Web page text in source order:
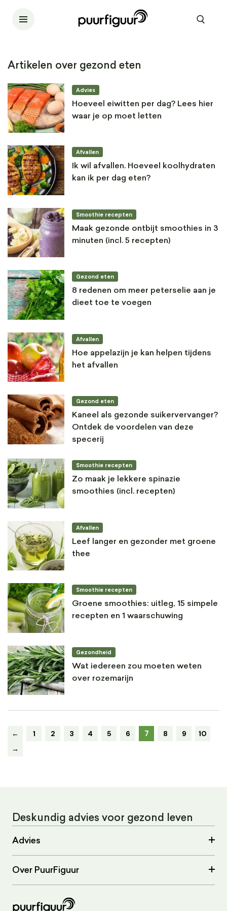
Artikelen over gezond eten
Advies
Hoeveel eiwitten per dag? Lees hier
waar je op moet letten
Afvallen
Ik wil afvallen. Hoeveel koolhydraten
kan ik per dag eten?
Smoothie recepten
Maak gezonde ontbijt smoothies in 3
minuten (incl. 5 recepten)
Gezond eten
8 redenen om meer peterselie aan je
dieet toe te voegen
Afvallen
Hoe appelazijn je kan helpen tijdens
het afvallen
Gezond eten
Kaneel als gezonde suikervervanger?
Ontdek de voordelen van deze
specerij
Smoothie recepten
Zo maak je lekkere spinazie
smoothies (incl. recepten)
Afvallen
Leef langer en gezonder met groene
thee
Smoothie recepten
Groene smoothies: uitleg, 15 simpele
recepten en 1 waarschuwing
Gezondheid
Wat iedereen zou moeten weten
over rozemarijn
← 1 2 3 4 5 6 7 8 9
10
→
Deskundig advies voor gezond leven
Advies
Over PuurFiguur